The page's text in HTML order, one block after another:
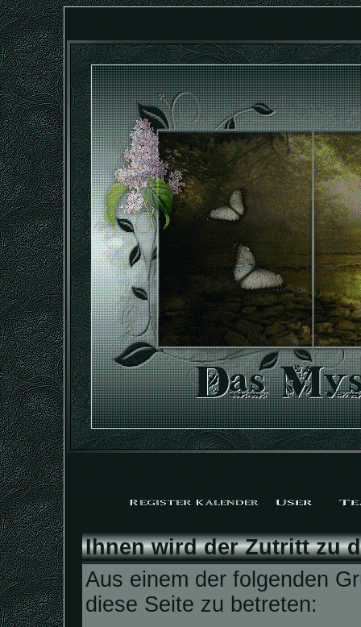
Ihnen wird der Zutritt zu
Aus einem der folgenden
diese Seite zu betreten: